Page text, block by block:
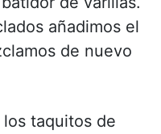
añadimos el
de nuevo
taquitos de